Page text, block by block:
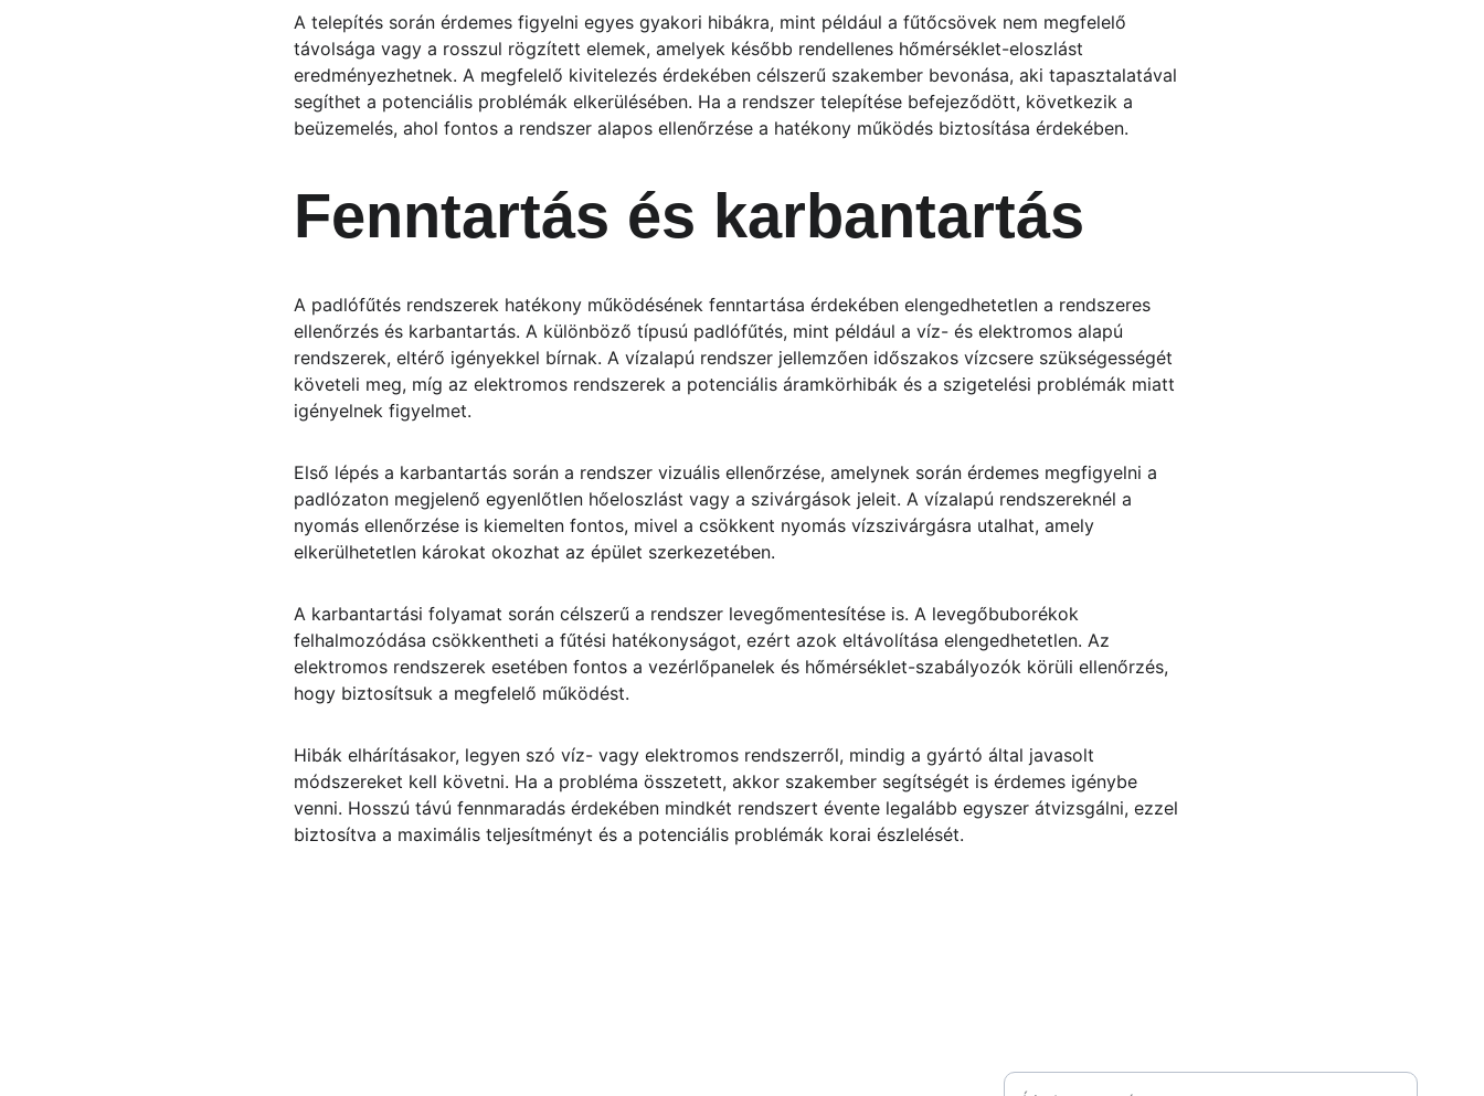
A telepítés során érdemes figyelni egyes gyakori hibákra, mint például a fűtőcsövek nem megfelelő
távolsága vagy a rosszul rögzített elemek, amelyek később rendellenes hőmérséklet-eloszlást
eredményezhetnek. A megfelelő kivitelezés érdekében célszerű szakember bevonása, aki tapasztalatával
segíthet a potenciális problémák elkerülésében. Ha a rendszer telepítése befejeződött, következik a
beüzemelés, ahol fontos a rendszer alapos ellenőrzése a hatékony működés biztosítása érdekében.
Fenntartás és karbantartás
A padlófűtés rendszerek hatékony működésének fenntartása érdekében elengedhetetlen a rendszeres
ellenőrzés és karbantartás. A különböző típusú padlófűtés, mint például a víz- és elektromos alapú
rendszerek, eltérő igényekkel bírnak. A vízalapú rendszer jellemzően időszakos vízcsere szükségességét
követeli meg, míg az elektromos rendszerek a potenciális áramkörhibák és a szigetelési problémák miatt
igényelnek figyelmet.
Első lépés a karbantartás során a rendszer vizuális ellenőrzése, amelynek során érdemes megfigyelni a
padlózaton megjelenő egyenlőtlen hőeloszlást vagy a szivárgások jeleit. A vízalapú rendszereknél a
nyomás ellenőrzése is kiemelten fontos, mivel a csökkent nyomás vízszivárgásra utalhat, amely
elkerülhetetlen károkat okozhat az épület szerkezetében.
A karbantartási folyamat során célszerű a rendszer levegőmentesítése is. A levegőbuborékok
felhalmozódása csökkentheti a fűtési hatékonyságot, ezért azok eltávolítása elengedhetetlen. Az
elektromos rendszerek esetében fontos a vezérlőpanelek és hőmérséklet-szabályozók körüli ellenőrzés,
hogy biztosítsuk a megfelelő működést.
Hibák elhárításakor, legyen szó víz- vagy elektromos rendszerről, mindig a gyártó által javasolt
módszereket kell követni. Ha a probléma összetett, akkor szakember segítségét is érdemes igénybe
venni. Hosszú távú fennmaradás érdekében mindkét rendszert évente legalább egyszer átvizsgálni, ezzel
biztosítva a maximális teljesítményt és a potenciális problémák korai észlelését.